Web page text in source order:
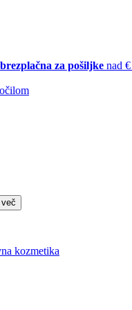
za pošiljke nad
kozmetika